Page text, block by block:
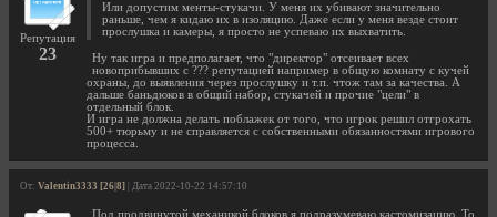
Репутация
23
Или допустим менты-стукачи. У меня их убивают значительно
раньше, чем я кидаю их в изоляцию. Даже если у меня везде стоит
прослушка и камеры, я просто не успеваю их выхватить.
Ну так игра и предполагает, что "директор" отсеивает всех
новоприбывших с ??? репутацией например в общую комнату с кучей
охраны, до выявления через прослушку и т.п. чтож там за качества. А
дальше баньдюков в общий набор, стукачей и прочие "цели" в
отдельный блок.
И игра не должна делать поблажек от того, что игрок решил отгрохать
500+ тюрьму и не справляется с собственными обязанностями игрового
процесса.
От: Valentin3333 [26|8] | Дата 2022-10-22 14:57:10